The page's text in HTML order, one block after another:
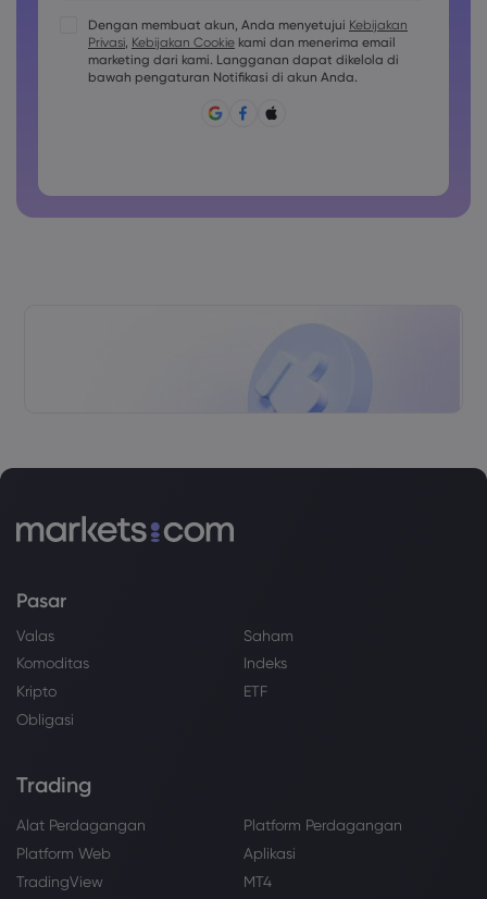
Kata sandi harus berisi setidaknya 1 karakter huruf besar
Kata sandi harus berisi setidaknya 1 karakter huruf kecil
Sandi harus berisi ~!@#£%^&amp;*()_-+=:;&lt;&gt;{,[]?,.
Dengan membuat akun, Anda menyetujui Kebijakan
Privasi, Kebijakan Cookie kami dan menerima email
marketing dari kami. Langganan dapat dikelola di
bawah pengaturan Notifikasi di akun Anda.
Pasar
Valas
Saham
Komoditas
Indeks
Kripto
ETF
Obligasi
Trading
Alat Perdagangan
Platform Perdagangan
Platform Web
Aplikasi
TradingView
MT4